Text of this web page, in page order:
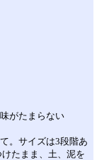
がたまらない
。サイズは3段階あ
たまま、土、泥を